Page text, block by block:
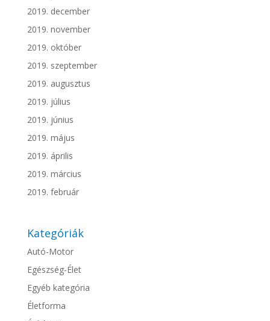
2019. december
2019. november
2019. október
2019. szeptember
2019. augusztus
2019. július
2019. június
2019. május
2019. április
2019. március
2019. február
Kategóriák
Autó-Motor
Egészség-Élet
Egyéb kategória
Életforma